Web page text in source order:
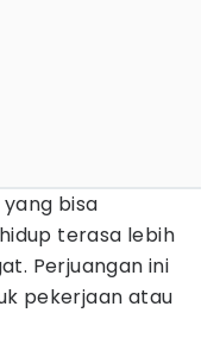
bisa
terasa lebih
Perjuangan ini
pekerjaan atau